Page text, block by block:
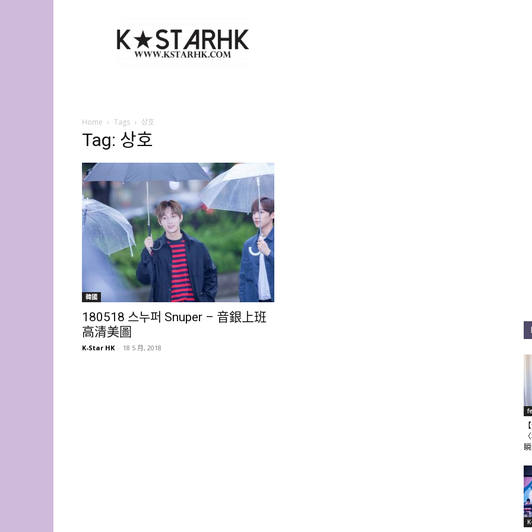
Star
HK
Home Tags 상호
Tag: 상호
韓國
180518 스누퍼 Snuper – 音銀上班
高清美圖
K-Star HK - 18 5 月, 2018